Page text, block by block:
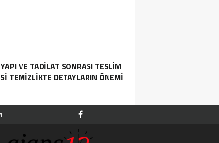
VE TADILAT SONRASI TESLIM
TEMIZLIKTE DETAYLARIN ÖNEMI